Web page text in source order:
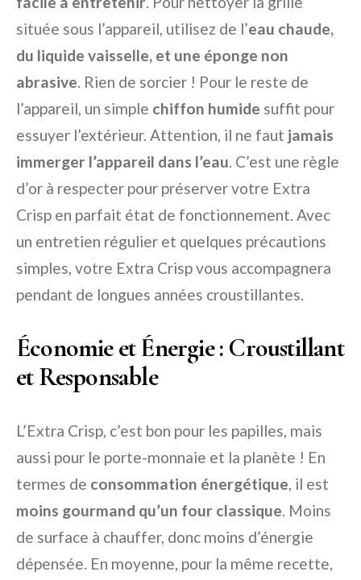
située sous l’appareil, utilisez de l’eau chaude,
du liquide vaisselle, et une éponge non
abrasive. Rien de sorcier ! Pour le reste de
l’appareil, un simple chiffon humide suffit pour
essuyer l’extérieur. Attention, il ne faut jamais
immerger l’appareil dans l’eau. C’est une règle
d’or à respecter pour préserver votre Extra
Crisp en parfait état de fonctionnement. Avec
un entretien régulier et quelques précautions
simples, votre Extra Crisp vous accompagnera
pendant de longues années croustillantes.
Économie et Énergie : Croustillant
et Responsable
L’Extra Crisp, c’est bon pour les papilles, mais
aussi pour le porte-monnaie et la planète ! En
termes de consommation énergétique, il est
moins gourmand qu’un four classique. Moins
de surface à chauffer, donc moins d’énergie
dépensée. En moyenne, pour la même recette,